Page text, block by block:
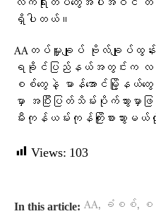
ရှိပါတယ်။
AAတပ်မှူးချုပ် ဗိုလ်ချုပ်ထွန်
ရခိုင်ပြည်နယ်အတွင်းက လက်က
စစ်တွေနဲ့ မာန်အောင်မြို့
မှာ အပြီးပြတ်သိမ်းပိုက်သွားမှာ
မီးကုန်ယမ်းကုန်ကြိုးစားသွားမယ်လို့
Views: 103
In this article: AA, ခံစစ်,